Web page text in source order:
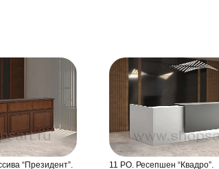
“Президент”. 11 РО. Ресепшен “Квадро”.